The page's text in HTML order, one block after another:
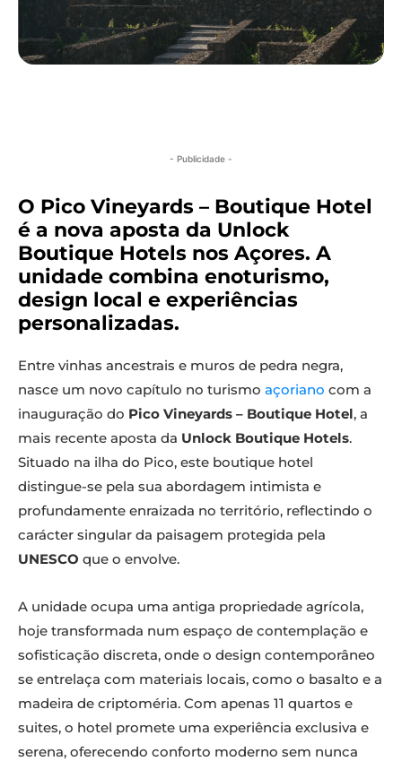
- Publicidade -
O Pico Vineyards – Boutique Hotel
é a nova aposta da Unlock
Boutique Hotels nos Açores. A
unidade combina enoturismo,
design local e experiências
personalizadas.
Entre vinhas ancestrais e muros de pedra negra,
nasce um novo capítulo no turismo açoriano com a
inauguração do Pico Vineyards – Boutique Hotel, a
mais recente aposta da Unlock Boutique Hotels.
Situado na ilha do Pico, este boutique hotel
distingue-se pela sua abordagem intimista e
profundamente enraizada no território, reflectindo o
carácter singular da paisagem protegida pela
UNESCO que o envolve.
A unidade ocupa uma antiga propriedade agrícola,
hoje transformada num espaço de contemplação e
sofisticação discreta, onde o design contemporâneo
se entrelaça com materiais locais, como o basalto e a
madeira de criptoméria. Com apenas 11 quartos e
suites, o hotel promete uma experiência exclusiva e
serena, oferecendo conforto moderno sem nunca